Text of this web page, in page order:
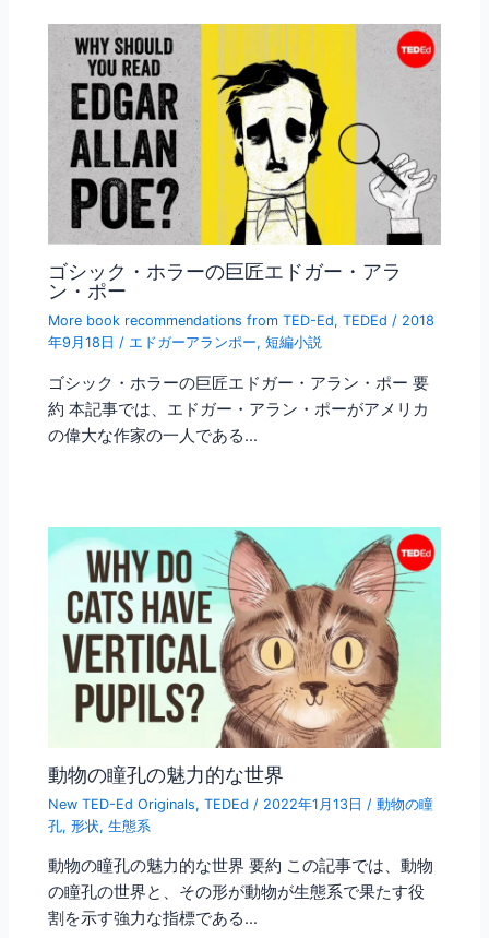
ゴシック・ホラーの巨匠エドガー・アラ
ン・ポー
More book recommendations from TED-Ed,TEDEd / 2018
年9月18日/ エドガーアランポー,短編小説
ゴシック・ホラーの巨匠エドガー・アラン・ポー 要
約 本記事では、エドガー・アラン・ポーがアメリカ
の偉大な作家の一人である…
動物の瞳孔の魅力的な世界
New TED-Ed Originals,TEDEd / 2022年1月13日 /動物の瞳
孔,形状,生態系
動物の瞳孔の魅力的な世界 要約 この記事では、動物
の瞳孔の世界と、その形が動物が生態系で果たす役
割を示す強力な指標である…